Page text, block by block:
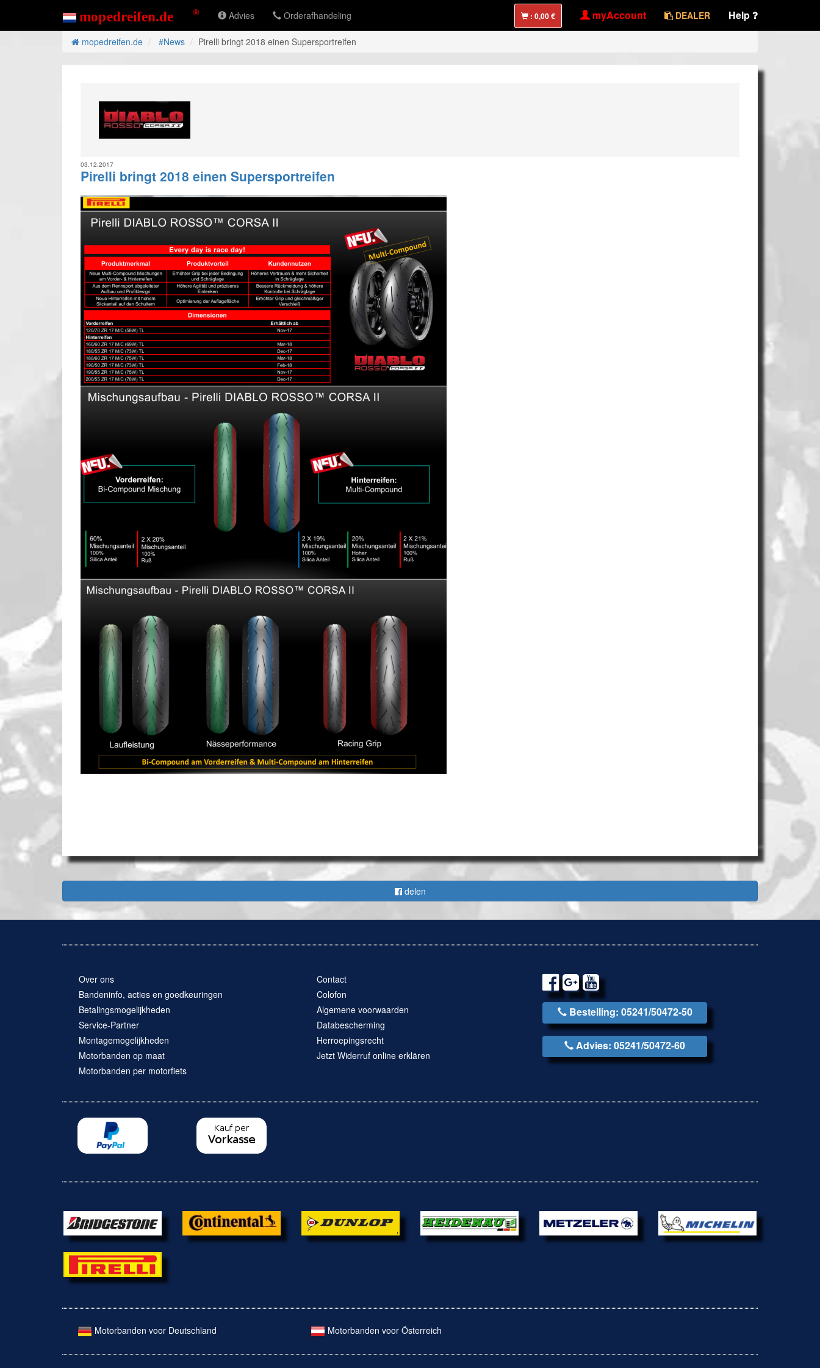
Advies Orderafhandeling : myAccount DEALER Help
mopedreifen.de #News Pirelli bringt 2018 einen Supersportreifen
03.12.2017
Pirelli bringt 2018 einen Supersportreifen
delen
Over ons
Bandeninfo, acties en goedkeuringen
Betalingsmogelijkheden
Service-Partner
Montagemogelijkheden
Motorbanden op maat
Motorbanden per motorfiets
Contact
Colofon
Algemene voorwaarden
Databescherming
Herroepingsrecht
Jetzt Widerruf online erklären
Bestelling: 05241/50472-50
Advies: 05241/50472-60
Motorbanden voor Deutschland Motorbanden voor Österreich